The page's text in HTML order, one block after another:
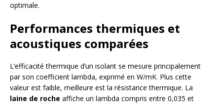
optimale.
Performances thermiques et
acoustiques comparées
L’efficacité thermique d’un isolant se mesure principalement
par son coefficient lambda, exprimé en W/mK. Plus cette
valeur est faible, meilleure est la résistance thermique. La
laine de roche affiche un lambda compris entre 0,035 et